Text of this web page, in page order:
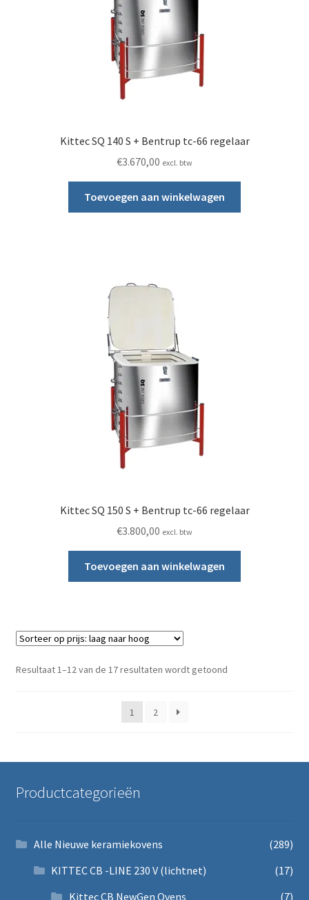
Kittec SQ 140 S + Bentrup tc-66 regelaar
€3.670,00 excl. btw
Toevoegen aan winkelwagen
Kittec SQ 150 S + Bentrup tc-66 regelaar
€3.800,00 excl. btw
Toevoegen aan winkelwagen
Resultaat 1–12 van de 17 resultaten wordt getoondGesorteerd op
1 2
Productcategorieën
Alle Nieuwe keramiekovens
(289)
KITTEC CB -LINE 230 V (lichtnet)
(17)
Kittec CB NewGen Ovens
(7)